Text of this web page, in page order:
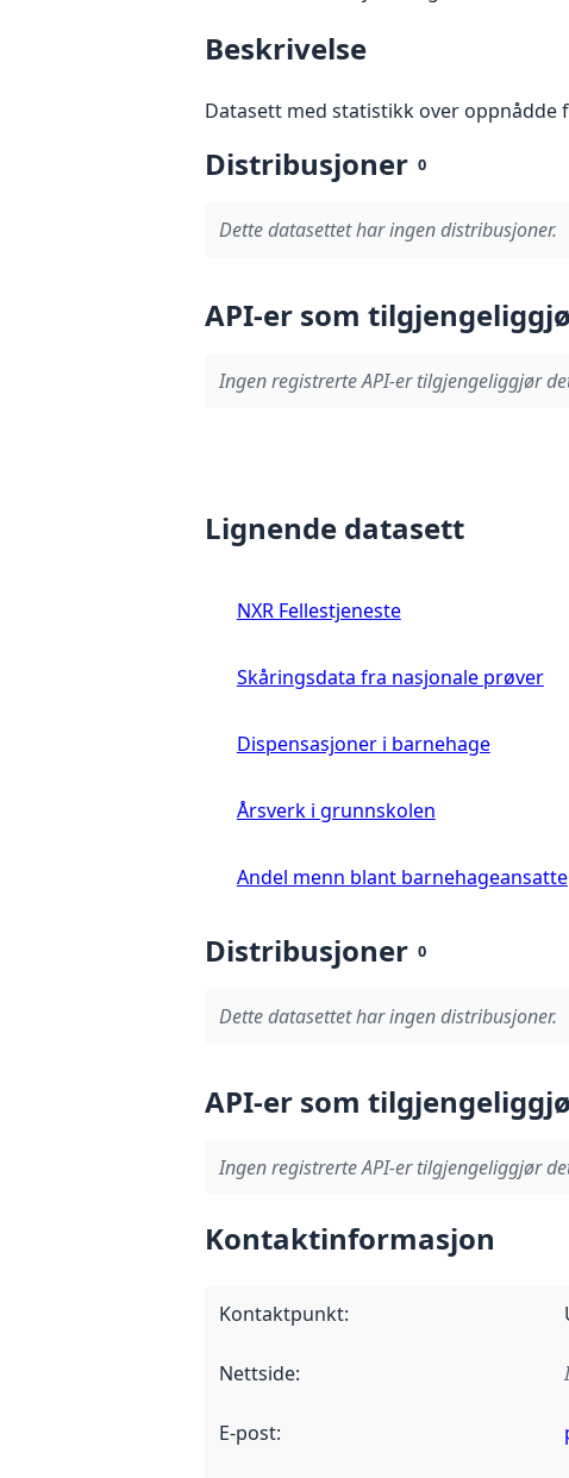
Beskrivelse
Datasett med statistikk over oppnådde
Distribusjoner 0
Dette datasettet har ingen distribusjoner.
API-er som
Ingen registrerte API-er tilgjengeliggjør
Lignende datasett
NXR Fellestjeneste
Skåringsdata fra nasjonale prøver
Dispensasjoner i barnehage
Årsverk i grunnskolen
Andel menn blant barnehageansatte
Distribusjoner 0
Dette datasettet har ingen distribusjoner.
API-er som
Ingen registrerte API-er tilgjengeliggjør
Kontaktinformasjon
Kontaktpunkt:
Nettside:
E-post: